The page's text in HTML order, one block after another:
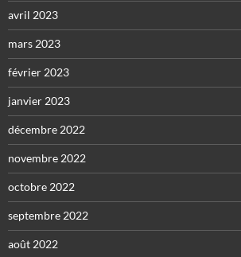
avril 2023
mars 2023
février 2023
janvier 2023
décembre 2022
novembre 2022
octobre 2022
septembre 2022
août 2022